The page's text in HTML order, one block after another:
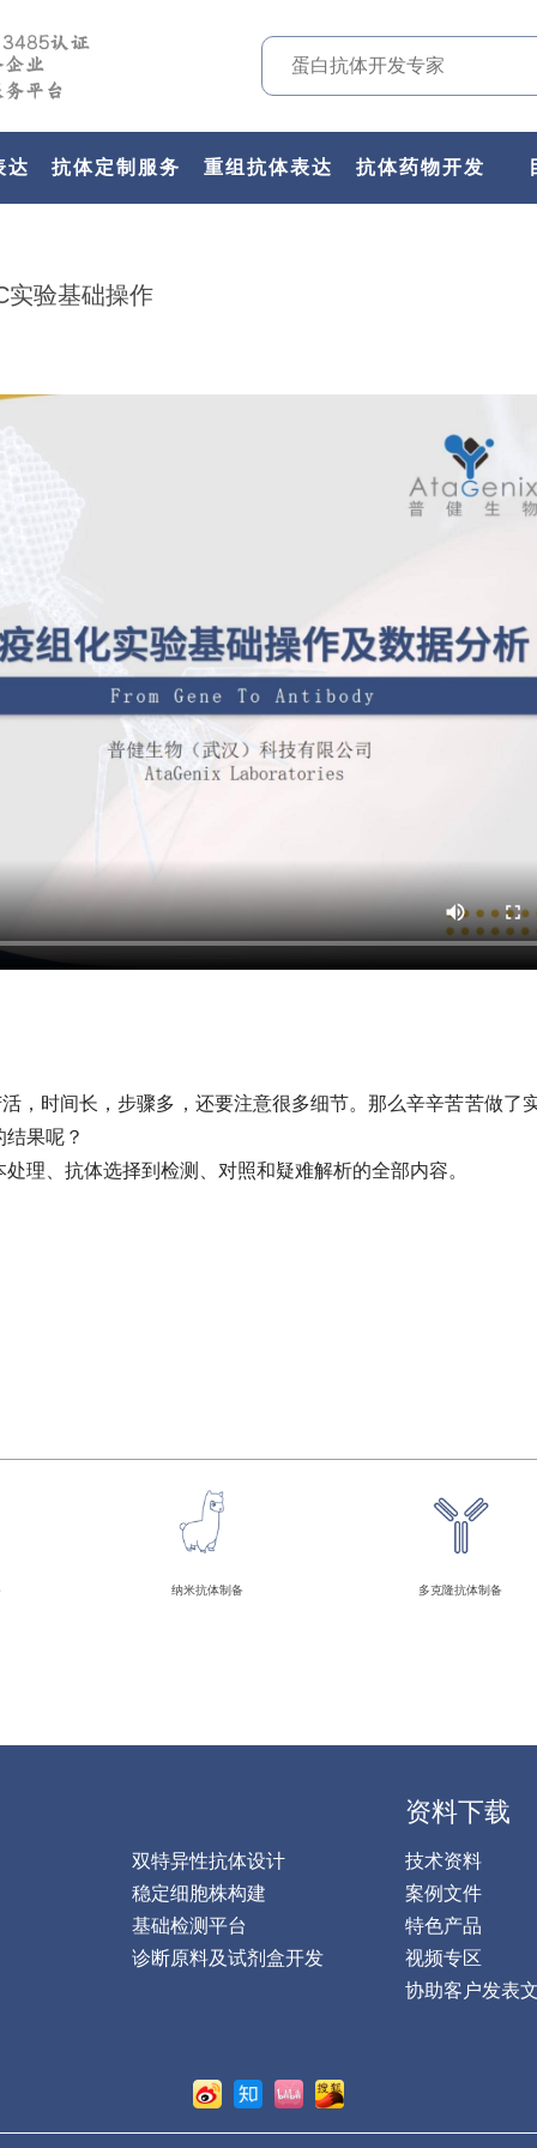
达 抗体定制服务 重组抗体表达 抗体药物开发
验基础操作
，时间长，步骤多，还要注意很多细节。那么辛辛苦苦做了
果呢？
理、抗体选择到检测、对照和疑难解析的全部内容。
纳米抗体制备 多克隆抗体制备
双特异性抗体设计
稳定细胞株构建
基础检测平台
诊断原料及试剂盒开发
资料下载
技术资料
案例文件
特色产品
视频专区
协助客户发表